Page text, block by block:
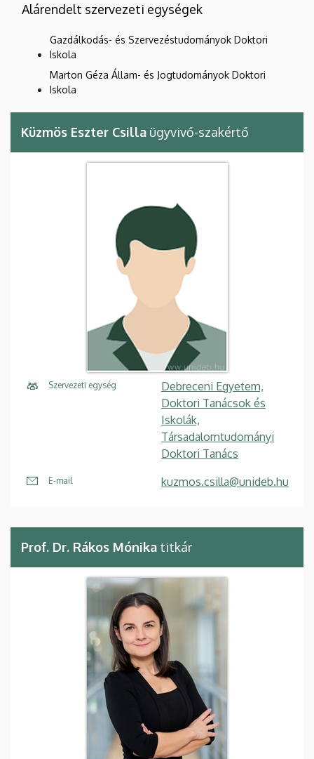
Alárendelt szervezeti egységek
Gazdálkodás- és Szervezéstudományok Doktori
Iskola
Marton Géza Állam- és Jogtudományok Doktori
Iskola
Küzmös Eszter Csilla ügyvivő-szakértő
Szervezeti egység
Debreceni Egyetem,
Doktori Tanácsok és
Iskolák,
Társadalomtudományi
Doktori Tanács
E-mail kuzmos.csilla@unideb.hu
Prof. Dr. Rákos Mónika titkár